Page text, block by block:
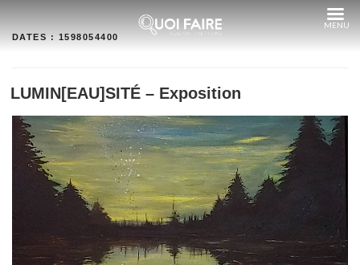
contenu
DATES : 1598054400
LUMIN[EAU]SITÉ – Exposition